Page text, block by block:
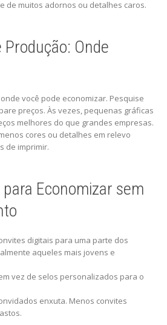
de muitos adornos ou detalhes caros.
Onde
você pode economizar. Pesquise
preços. Às vezes, pequenas gráficas
melhores do que grandes empresas.
cores ou detalhes em relevo
de imprimir.
Economizar sem
digitais para uma parte dos
aqueles mais jovens e
vez de selos personalizados para o
enxuta. Menos convites